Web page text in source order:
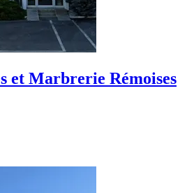
et Marbrerie Rémoises